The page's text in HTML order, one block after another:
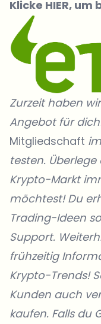
Klicke HIER, um
Zurzeit haben
Angebot für
Mitgliedschaft
testen.
Krypto-Markt
möchtest! Du
Trading-Ideen
Support.
frühzeitig
Krypto-Trends!
Kunden auch
kaufen. Falls du